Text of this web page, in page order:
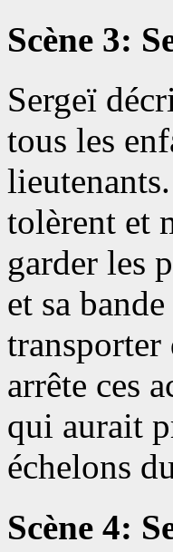
Scène 3:
Sergeï
tous les
tolèrent et
garder les
et sa
transporter
arrête ces
qui aurait
échelons
Scène 4: